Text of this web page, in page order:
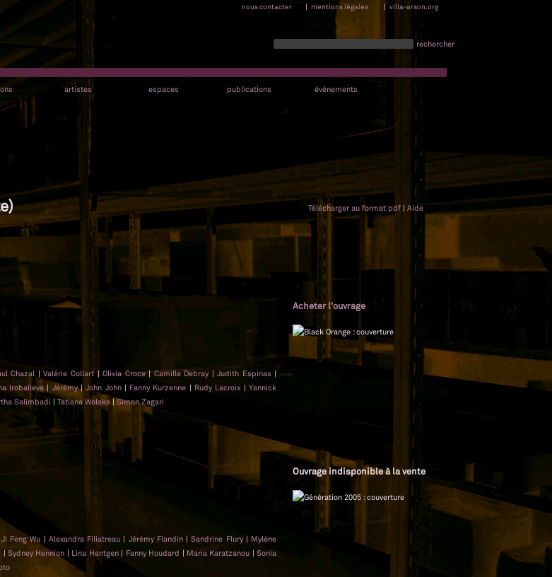
nous contacter | mentions légales | villa-arson.org
rechercher
artistes espaces publications événements
Télécharger au format pdf | Aide
Acheter l'ouvrage
Chazal |Valérie Collart|Olivia Croce|Camille Debray|Judith Espinas |
Irobalieva|Jérémy|John John| Fanny Kurzenne | Rudy Lacroix |Yannick
Salimbadi | Tatiana Wolska|Simon Zagari
Ouvrage indisponible à la vente
Ji Feng Wu | Alexandra Filiatreau | Jérémy Flandin|Sandrine Flury| Mylène
|Sydney Hennion | Lina Hentgen| Fanny Houdard | Maria Karatzanou |Sonia